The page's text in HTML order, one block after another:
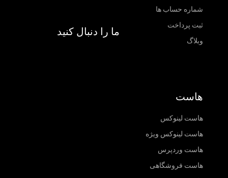
شماره حساب ها
ثبت پرداخت
وبلاگ
ما را دنبال کنید
هاست
هاست لینوکس
هاست لینوکس ویژه
هاست وردپرس
هاست فروشگاهی